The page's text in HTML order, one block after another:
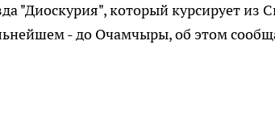
"Диоскурия", который курсирует из
- до Очамчыры, об этом